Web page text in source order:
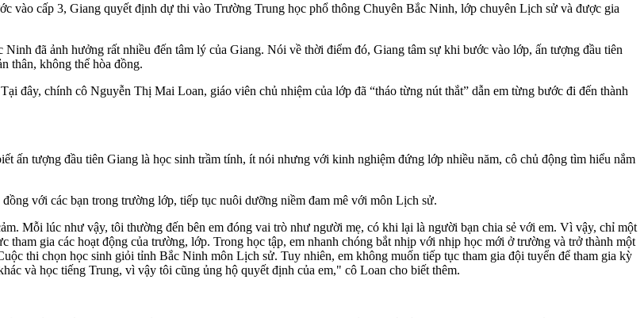
vào cấp 3, Giang quyết định dự thi vào Trường Trung học phổ thông Chuyên Bắc Ninh, lớp chuyên Lịch sử và được gia
đã ảnh hưởng rất nhiều đến tâm lý của Giang. Nói về thời điểm đó, Giang tâm sự khi bước vào lớp, ấn tượng đầu tiên
thân, không thể hòa đồng.
đây, chính cô Nguyễn Thị Mai Loan, giáo viên chủ nhiệm của lớp đã “tháo từng nút thắt” dẫn em từng bước đi đến thành
tượng đầu tiên Giang là học sinh trầm tính, ít nói nhưng với kinh nghiệm đứng lớp nhiều năm, cô chủ động tìm hiểu nắm
với các bạn trong trường lớp, tiếp tục nuôi dưỡng niềm đam mê với môn Lịch sử.
Mỗi lúc như vậy, tôi thường đến bên em đóng vai trò như người mẹ, có khi lại là người bạn chia sẻ với em. Vì vậy, chỉ một
gia các hoạt động của trường, lớp. Trong học tập, em nhanh chóng bắt nhịp với nhịp học mới ở trường và trở thành một
thi chọn học sinh giỏi tỉnh Bắc Ninh môn Lịch sử. Tuy nhiên, em không muốn tiếp tục tham gia đội tuyển để tham gia kỳ
và học tiếng Trung, vì vậy tôi cũng ủng hộ quyết định của em," cô Loan cho biết thêm.